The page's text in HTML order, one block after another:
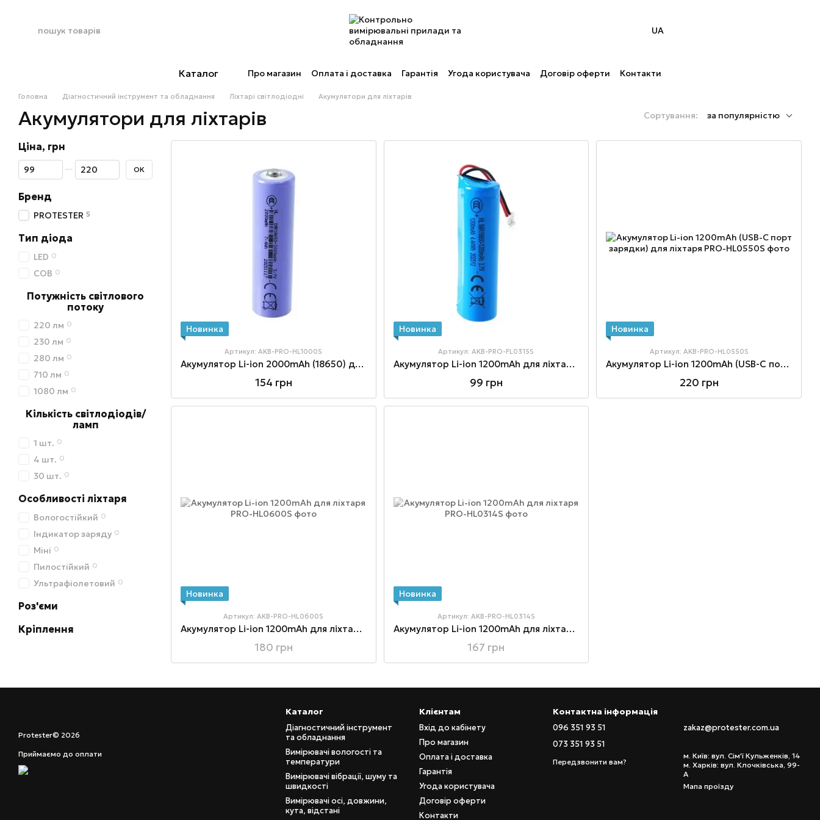
UA
Каталог Про магазин Оплата і доставка Гарантія Угода користувача Договір оферти Контакти
Головна Діагностичний інструмент та обладнання Ліхтарі світлодіодні Акумулятори для ліхтарів
Акумулятори для ліхтарів Сортування: за популярністю
Новинка
Артикул: AKB-PRO-HL1000S
Акумулятор Li-ion 2000mAh (18650) для ліхтаря PRO-HL1000S
154 грн
Новинка
Артикул: AKB-PRO-FL0315S
Акумулятор Li-ion 1200mAh для ліхтаря PRO-FL0315S
99 грн
Новинка
Артикул: AKB-PRO-HL0550S
Акумулятор Li-ion 1200mAh (USB-C порт зарядки) для ліхтаря PRO-HL0550S
220 грн
Новинка
Артикул: AKB-PRO-HL0600S
Акумулятор Li-ion 1200mAh для ліхтаря PRO-HL0600S
180 грн
Новинка
Артикул: AKB-PRO-HL0314S
Акумулятор Li-ion 1200mAh для ліхтаря PRO-HL0314S
167 грн
Ціна, грн
Від Ціна, грн
До Ціна, грн ОК
Бренд
PROTESTER 5
Тип діода
LED 0
COB 0
Потужність світлового
потоку
220 лм 0
230 лм 0
280 лм 0
710 лм 0
1080 лм 0
Кількість світлодіодів/
ламп
1 шт. 0
4 шт. 0
30 шт. 0
Особливості ліхтаря
Вологостійкий 0
Індикатор заряду 0
Міні 0
Пилостійкий 0
Ультрафіолетовий 0
Роз'єми
Кріплення
Protester© 2026
Приймаємо до оплати
Каталог
Діагностичний інструмент
та обладнання
Вимірювачі вологості та
температури
Вимірювачі вібрації, шуму та
швидкості
Вимірювачі осі, довжини,
кута, відстані
Клієнтам
Вхід до кабінету
Про магазин
Оплата і доставка
Гарантія
Угода користувача
Договір оферти
Контакти
Контактна інформація
096 351 93 51
073 351 93 51
Передзвонити вам?
zakaz@protester.com.ua
м. Київ: вул. Сім'ї Кульженків, 14
м. Харків: вул. Клочківська, 99-
А
Мапа проїзду